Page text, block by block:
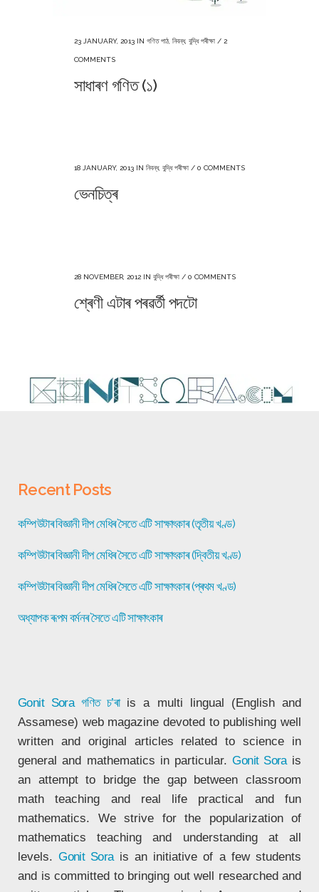
23 JANUARY, 2013 IN গণিত পাঠ নিবন্ধ, বুদ্ধি পৰীক্ষা / 2
COMMENTS
সাধাৰণ গণিত (১)
18 JANUARY, 2013 IN নিবন্ধ, বুদ্ধি পৰীক্ষা / 0 COMMENTS
ভেনচিত্ৰ
28 NOVEMBER, 2012 IN বুদ্ধি পৰীক্ষা / 0 COMMENTS
শ্ৰেণী এটাৰ পৰৱৰ্তী পদটো
Recent Posts
কম্পিউটাৰ বিজ্ঞানী দীপ মেধিৰ সৈতে এটি সাক্ষাৎকাৰ (তৃতীয় খণ্ড)
কম্পিউটাৰ বিজ্ঞানী দীপ মেধিৰ সৈতে এটি সাক্ষাৎকাৰ (দ্বিতীয় খণ্ড)
কম্পিউটাৰ বিজ্ঞানী দীপ মেধিৰ সৈতে এটি সাক্ষাৎকাৰ (প্ৰথম খণ্ড)
অধ্যাপক ৰূপম বৰ্মনৰ সৈতে এটি সাক্ষাৎকাৰ
Gonit Sora গণিত চ’ৰাis a multi lingual (English and
Assamese) web magazine devoted to publishing well
written and original articles related to science in
general and mathematics in particular.Gonit Sorais
an attempt to bridge the gap between classroom
math teaching and real life practical and fun
mathematics. We strive for the popularization of
mathematics teaching and understanding at all
levels.Gonit Sorais an initiative of a few students
and is committed to bringing out well researched and